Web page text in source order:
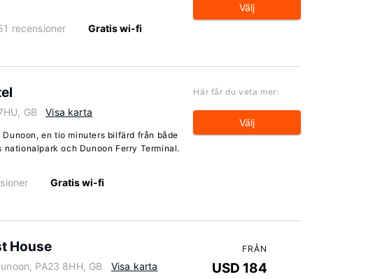
recensioner Gratis wi-fi
Välj
GB Visa karta
en tio minuters bilfärd från både
nationalpark och Dunoon Ferry Terminal.
Gratis wi-fi
Här får du veta mer:
Välj
House
PA23 8HH, GB Visa karta
FRÅN
USD 184